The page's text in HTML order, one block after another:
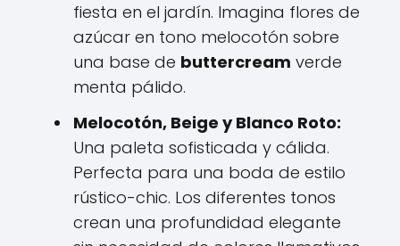
fiesta en el jardín. Imagina flores de
azúcar en tono melocotón sobre
una base de buttercream verde
menta pálido.
Melocotón, Beige y Blanco Roto:
Una paleta sofisticada y cálida.
Perfecta para una boda de estilo
rústico-chic. Los diferentes tonos
crean una profundidad elegante